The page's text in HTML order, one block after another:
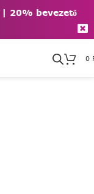
| 20% bevezető
0